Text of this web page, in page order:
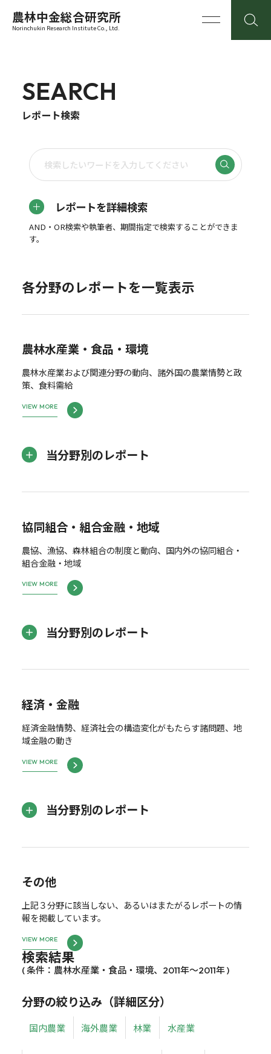
農林中金総合研究所
Norinchukin Research Institute Co., Ltd.
SEARCH
レポート検索
レポートを詳細検索
AND・OR検索や執筆者、期間指定で検索することができま
す。
各分野のレポートを一覧表示
農林水産業・食品・環境
農林水産業および関連分野の動向、諸外国の農業情勢と政
策、食料需給
VIEW MORE
当分野別のレポート
協同組合・組合金融・地域
農協、漁協、森林組合の制度と動向、国内外の協同組合・
組合金融・地域
VIEW MORE
当分野別のレポート
経済・金融
経済金融情勢、経済社会の構造変化がもたらす諸問題、地
域金融の動き
VIEW MORE
当分野別のレポート
その他
上記３分野に該当しない、あるいはまたがるレポートの情
報を掲載しています。
VIEW MORE
検索結果
( 条件：農林水産業・食品・環境、2011年～2011年 )
分野の絞り込み（詳細区分）
国内農業 海外農業 林業 水産業